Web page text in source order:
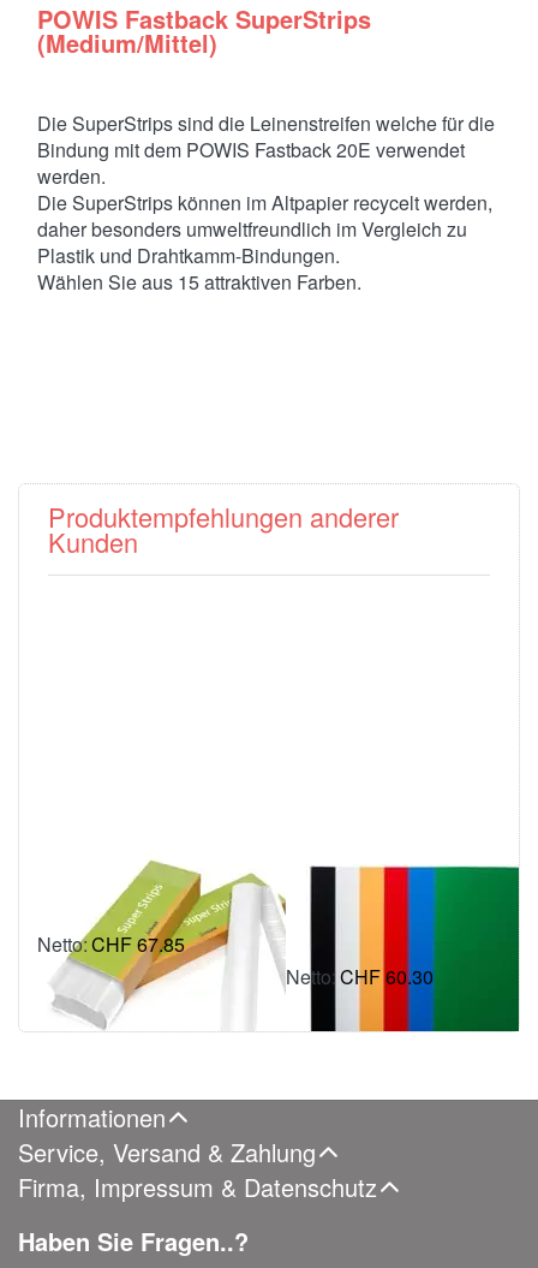
POWIS Fastback SuperStrips
(Medium/Mittel)
Die SuperStrips sind die Leinenstreifen welche für die
Bindung mit dem POWIS Fastback 20E verwendet
werden.
Die SuperStrips können im Altpapier recycelt werden,
daher besonders umweltfreundlich im Vergleich zu
Plastik und Drahtkamm-Bindungen.
Wählen Sie aus 15 attraktiven Farben.
Produktempfehlungen anderer
Kunden
SuperStrips
(Narrow/Schmal)
CHF 67.85
inkl. MWSt.: CHF 73.35
Umschlagdeckel,
CHF 60.30
Informationen
Service, Versand & Zahlung
Firma, Impressum & Datenschutz
Haben Sie Fragen..?